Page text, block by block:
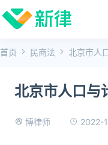
首页 民商法 北京市人
北京市人口与
博律师 2022-